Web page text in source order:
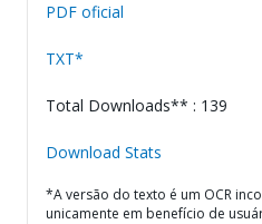
PDF oficial
TXT*
Total Downloads** : 139
Download Stats
*A versão do texto é um OCR
unicamente em benefício de